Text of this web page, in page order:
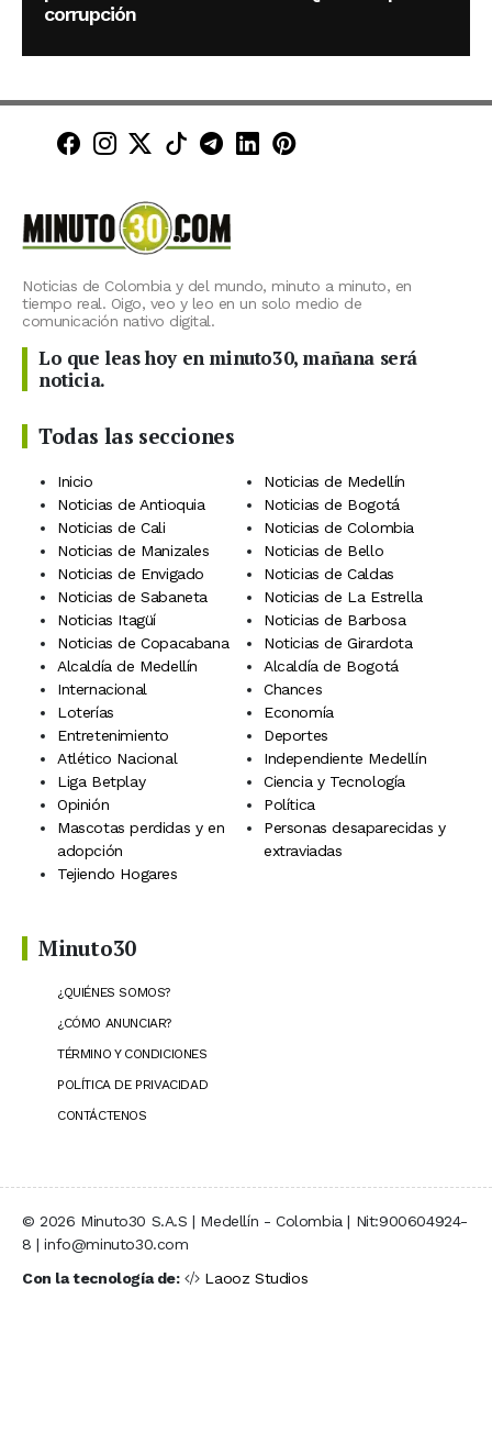
corrupción
Minuto30 en Facebook
Minuto30 en Instagram
Minuto30 en X (Twitter)
Minuto30 en TikTok
Canal de Minuto30 en
Minuto30 en LinkedIn
Minuto30 en
Noticias de Colombia y del mundo, minuto a minuto, en
tiempo real. Oigo, veo y leo en un solo medio de
comunicación nativo digital.
Lo que leas hoy en minuto30, mañana será
noticia.
Todas las secciones
Inicio
Noticias de Medellín
Noticias de Antioquia
Noticias de Bogotá
Noticias de Cali
Noticias de Colombia
Noticias de Manizales
Noticias de Bello
Noticias de Envigado
Noticias de Caldas
Noticias de Sabaneta
Noticias de La Estrella
Noticias Itagüí
Noticias de Barbosa
Noticias de Copacabana
Noticias de Girardota
Alcaldía de Medellín
Alcaldía de Bogotá
Internacional
Chances
Loterías
Economía
Entretenimiento
Deportes
Atlético Nacional
Independiente Medellín
Liga Betplay
Ciencia y Tecnología
Opinión
Política
Mascotas perdidas y en
adopción
Personas desaparecidas y
extraviadas
Tejiendo Hogares
Minuto30
¿QUIÉNES SOMOS?
¿CÓMO ANUNCIAR?
TÉRMINO Y CONDICIONES
POLÍTICA DE PRIVACIDAD
CONTÁCTENOS
© 2026 Minuto30 S.A.S | Medellín - Colombia | Nit:900604924-
8 | info@minuto30.com
Con la tecnología de:
Laooz Studios